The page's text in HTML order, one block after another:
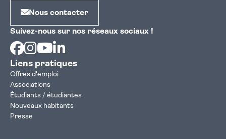
Nous contacter
Suivez-nous sur nos réseaux sociaux !
Facebook
Instagram
Youtube
Liens pratiques
Offres d'emploi
Associations
Étudiants / étudiantes
Nouveaux habitants
Presse